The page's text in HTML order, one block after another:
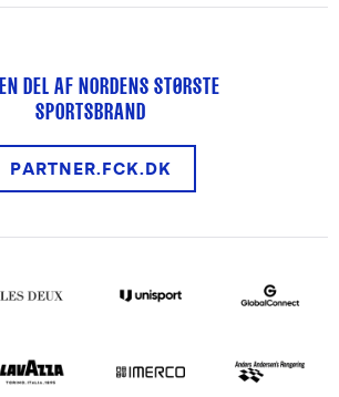
DEL AF NORDENS STØRSTE
SPORTSBRAND
PARTNER.FCK.DK